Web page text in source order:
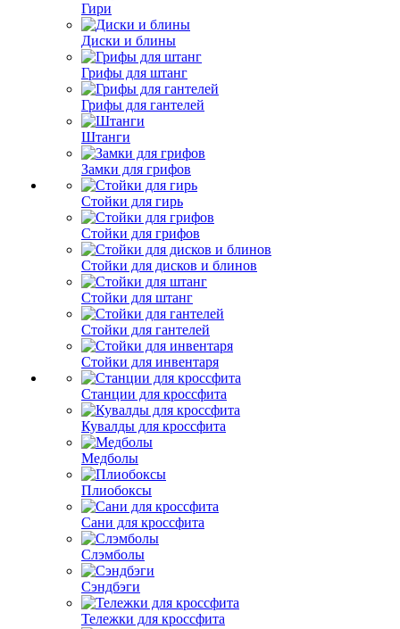
Гири
Диски и блины
Грифы для штанг
Грифы для гантелей
Штанги
Замки для грифов
Стойки для гирь
Стойки для грифов
Стойки для дисков и блинов
Стойки для штанг
Стойки для гантелей
Стойки для инвентаря
Станции для кроссфита
Кувалды для кроссфита
Медболы
Плиобоксы
Сани для кроссфита
Слэмболы
Сэндбэги
Тележки для кроссфита